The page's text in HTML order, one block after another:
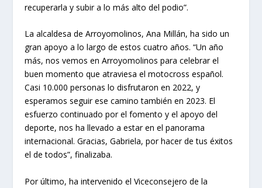
recuperarla y subir a lo más alto del podio”.
La alcaldesa de Arroyomolinos, Ana Millán, ha sido un
gran apoyo a lo largo de estos cuatro años. “Un año
más, nos vemos en Arroyomolinos para celebrar el
buen momento que atraviesa el motocross español.
Casi 10.000 personas lo disfrutaron en 2022, y
esperamos seguir ese camino también en 2023. El
esfuerzo continuado por el fomento y el apoyo del
deporte, nos ha llevado a estar en el panorama
internacional. Gracias, Gabriela, por hacer de tus éxitos
el de todos”, finalizaba.
Por último, ha intervenido el Viceconsejero de la